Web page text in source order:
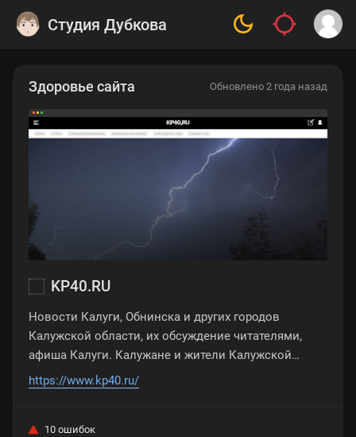
Студия Дубкова
Здоровье сайта Обновлено 2 года назад
KP40.RU
Новости Калуги, Обнинска и других городов
Калужской области, их обсуждение читателями,
афиша Калуги. Калужане и жители Калужской
области могут поделиться своими новостями,
https://www.kp40.ru/
10 ошибок